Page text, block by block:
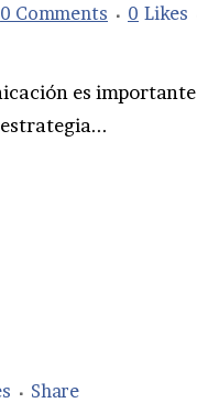
0 Comments 0 Likes
es importante
Share